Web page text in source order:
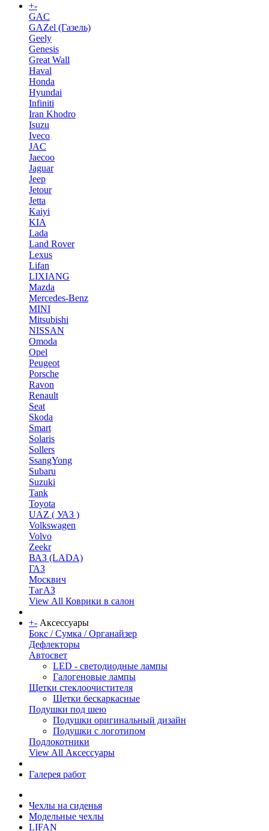
+-
GAC
GAZel (Газель)
Geely
Genesis
Great Wall
Haval
Honda
Hyundai
Infiniti
Iran Khodro
Isuzu
Iveco
JAC
Jaecoo
Jaguar
Jeep
Jetour
Jetta
Kaiyi
KIA
Lada
Land Rover
Lexus
Lifan
LIXIANG
Mazda
Mercedes-Benz
MINI
Mitsubishi
NISSAN
Omoda
Opel
Peugeot
Porsche
Ravon
Renault
Seat
Skoda
Smart
Solaris
Sollers
SsangYong
Subaru
Suzuki
Tank
Toyota
UAZ ( УАЗ )
Volkswagen
Volvo
Zeekr
ВАЗ (LADA)
ГАЗ
Москвич
ТагАЗ
View All Коврики в салон
+- Аксессуары
Бокс / Сумка / Органайзер
Дефлекторы
Автосвет
LED - светодиодные лампы
Галогеновые лампы
Щетки стеклоочистителя
Щетки бескаркасные
Подушки под шею
Подушки оригинальный дизайн
Подушки с логотипом
Подлокотники
View All Аксессуары
Галерея работ
Чехлы на сиденья
Модельные чехлы
LIFAN